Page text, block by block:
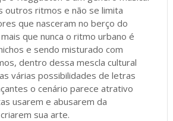
outros ritmos e não se limita
que nasceram no berço do
que nunca o ritmo urbano é
e sendo misturado com
dentro dessa mescla cultural
várias possibilidades de letras
o cenário parece atrativo
usarem e abusarem da
sua arte.